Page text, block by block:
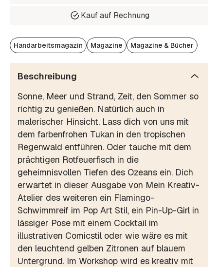
Kauf auf Rechnung
Handarbeitsmagazin Magazine Magazine & Bücher
Beschreibung
Sonne, Meer und Strand, Zeit, den Sommer so
richtig zu genießen. Natürlich auch in
malerischer Hinsicht. Lass dich von uns mit
dem farbenfrohen Tukan in den tropischen
Regenwald entführen. Oder tauche mit dem
prächtigen Rotfeuerfisch in die
geheimnisvollen Tiefen des Ozeans ein. Dich
erwartet in dieser Ausgabe von Mein Kreativ-
Atelier des weiteren ein Flamingo-
Schwimmreif im Pop Art Stil, ein Pin-Up-Girl in
lässiger Pose mit einem Cocktail im
illustrativen Comicstil oder wie wäre es mit
den leuchtend gelben Zitronen auf blauem
Untergrund. Im Workshop wird es kreativ mit